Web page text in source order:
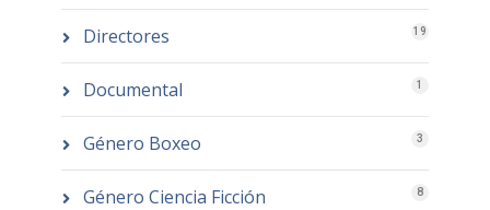
Directores 19
Documental 1
Género Boxeo 3
Género Ciencia Ficción 8